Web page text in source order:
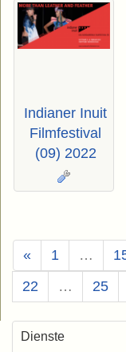
Indianer Inuit
Filmfestival
(09) 2022
« 1 …
22
… 25
Dienste